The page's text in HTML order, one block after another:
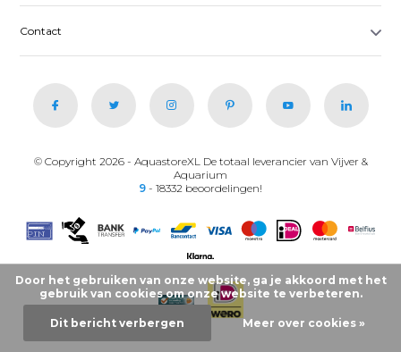
Contact
© Copyright 2026 - AquastoreXL De totaal leverancier van Vijver &
Aquarium
9 - 18332 beoordelingen!
Door het gebruiken van onze website, ga je akkoord met het
gebruik van cookies om onze website te verbeteren.
Dit bericht verbergen Meer over cookies »